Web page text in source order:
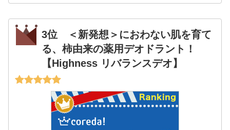
3位 ＜新発想＞におわない肌を育て
る、柿由来の薬用デオドラント！
【Highness リバランスデオ】